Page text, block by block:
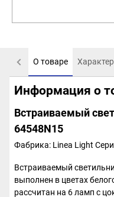
О товаре
Информация о
Встраиваемый
64548N15
Фабрика: Linea Light
Встраиваемый
выполнен в цветах
рассчитан на 6 ламп с